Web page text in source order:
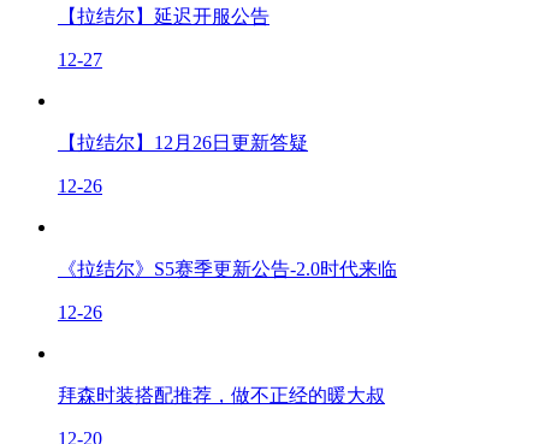
【拉结尔】延迟开服公告
12-27
【拉结尔】12月26日更新答疑
12-26
《拉结尔》S5赛季更新公告-2.0时代来临
12-26
拜森时装搭配推荐，做不正经的暖大叔
12-20